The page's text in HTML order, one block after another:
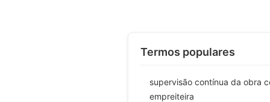
Termos populares
supervisão contínua da obra
empreiteira